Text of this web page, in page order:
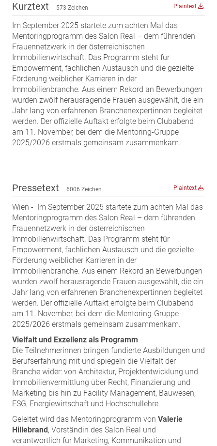
MST Muhr
ÖKO-Wohnbau
PAYUCA
Raiffeisen Property Holding International
Salon Real
Savoir Vivre Group
Schwabenhaus
STEUP Realitäten
STIX + Partner
Verband Österreichischer Versicherungsmakler
Weinrauch Rechtsanwälte
WINEGG Realitäten
ZEHA Real Estate
Media
Pressekontakt
Kurztext 573 Zeichen Plaintext
Im September 2025 startete zum achten Mal das
Mentoringprogramm des Salon Real – dem führenden
Frauennetzwerk in der österreichischen
Immobilienwirtschaft. Das Programm steht für
Empowerment, fachlichen Austausch und die gezielte
Förderung weiblicher Karrieren in der
Immobilienbranche. Aus einem Rekord an Bewerbungen
wurden zwölf herausragende Frauen ausgewählt, die ein
Jahr lang von erfahrenen Branchenexpertinnen begleitet
werden. Der offizielle Auftakt erfolgte beim Clubabend
am 11. November, bei dem die Mentoring-Gruppe
2025/2026 erstmals gemeinsam zusammenkam.
Pressetext 6006 Zeichen Plaintext
Wien - Im September 2025 startete zum achten Mal das
Mentoringprogramm des Salon Real – dem führenden
Frauennetzwerk in der österreichischen
Immobilienwirtschaft. Das Programm steht für
Empowerment, fachlichen Austausch und die gezielte
Förderung weiblicher Karrieren in der
Immobilienbranche. Aus einem Rekord an Bewerbungen
wurden zwölf herausragende Frauen ausgewählt, die ein
Jahr lang von erfahrenen Branchenexpertinnen begleitet
werden. Der offizielle Auftakt erfolgte beim Clubabend
am 11. November, bei dem die Mentoring-Gruppe
2025/2026 erstmals gemeinsam zusammenkam.
Vielfalt und Exzellenz als Programm
Die Teilnehmerinnen bringen fundierte Ausbildungen und
Berufserfahrung mit und spiegeln die Vielfalt der
Branche wider: von Architektur, Projektentwicklung und
Immobilienvermittlung über Recht, Finanzierung und
Marketing bis hin zu Facility Management, Bauwesen,
ESG, Energiewirtschaft und Hochschullehre.
Geleitet wird das Mentoringprogramm von Valerie
Hillebrand , Vorständin des Salon Real und
verantwortlich für Marketing, Kommunikation und